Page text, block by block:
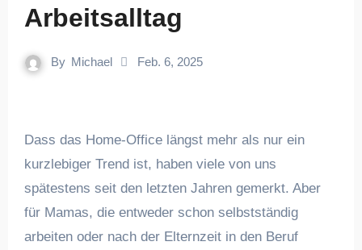
Arbeitsalltag
By Michael Feb. 6, 2025
Dass das Home-Office längst mehr als nur ein
kurzlebiger Trend ist, haben viele von uns
spätestens seit den letzten Jahren gemerkt. Aber
für Mamas, die entweder schon selbstständig
arbeiten oder nach der Elternzeit in den Beruf